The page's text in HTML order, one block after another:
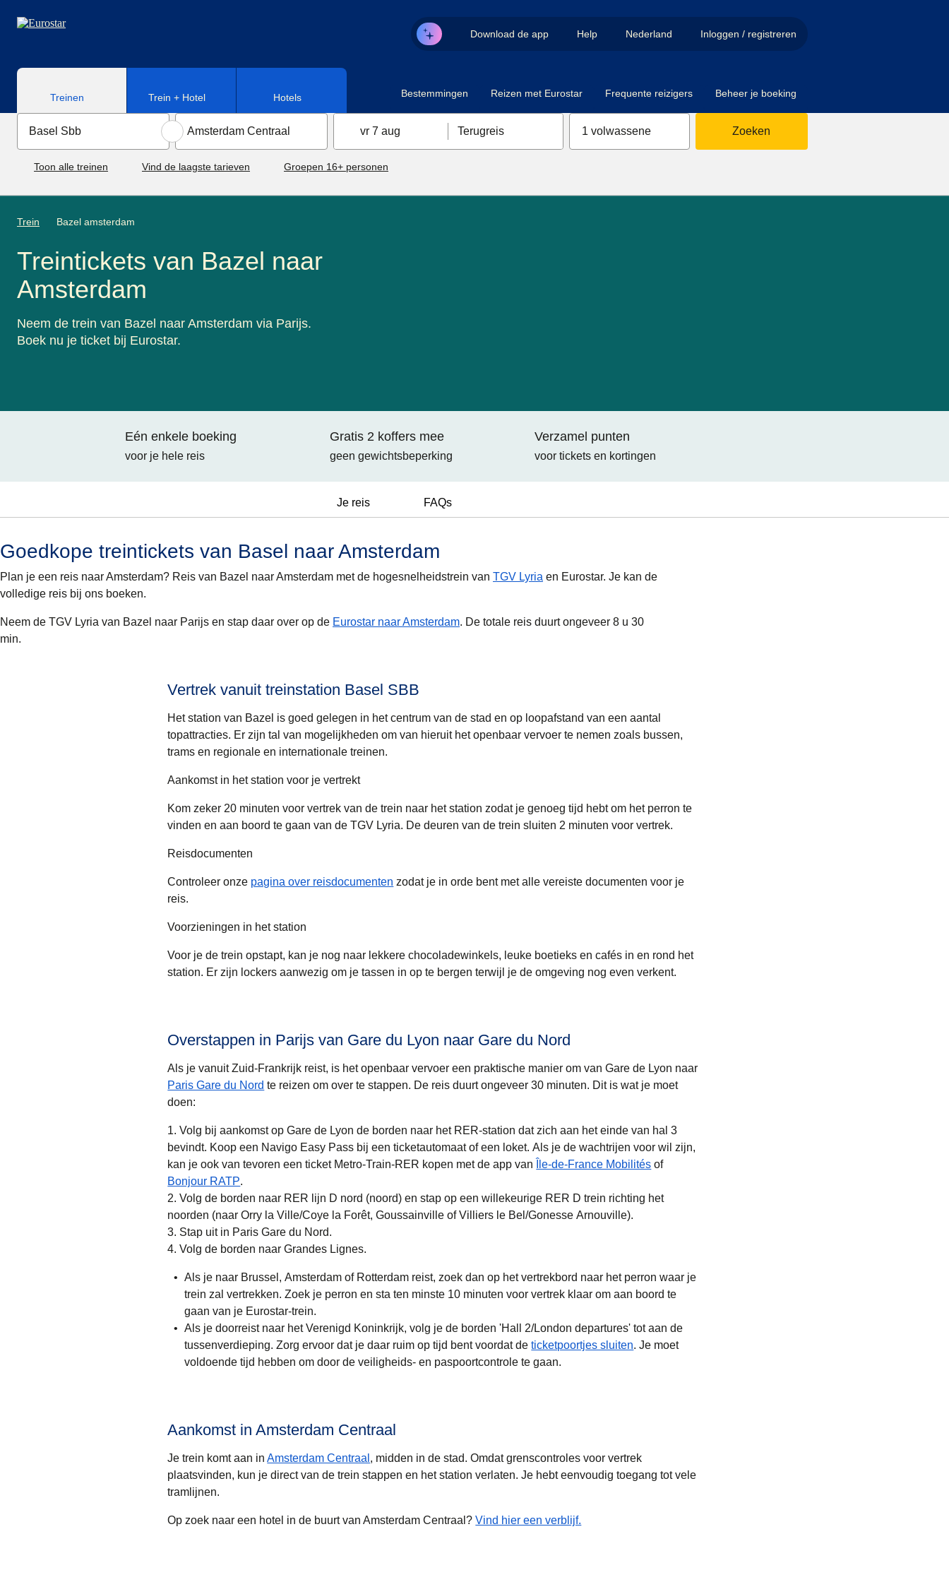
Download de app Help Nederland Inloggen / registreren
Treinen Trein + Hotel Hotels Bestemmingen Reizen met Eurostar Frequente reizigers Beheer je boeking
vr 7 aug Terugreis 1 volwassene Zoeken
Toon alle treinen Vind de laagste tarieven Groepen 16+ personen
Trein Bazel amsterdam
Treintickets van Bazel naar
Amsterdam
Neem de trein van Bazel naar Amsterdam via Parijs.
Boek nu je ticket bij Eurostar.
Eén enkele boeking
voor je hele reis
Gratis 2 koffers mee
geen gewichtsbeperking
Verzamel punten
voor tickets en kortingen
Je reis FAQs
Goedkope treintickets van Basel naar Amsterdam
Plan je een reis naar Amsterdam? Reis van Bazel naar Amsterdam met de hogesnelheidstrein van TGV Lyria en Eurostar. Je kan de
volledige reis bij ons boeken.
Neem de TGV Lyria van Bazel naar Parijs en stap daar over op de Eurostar naar Amsterdam. De totale reis duurt ongeveer 8 u 30
min.
Vertrek vanuit treinstation Basel SBB
Het station van Bazel is goed gelegen in het centrum van de stad en op loopafstand van een aantal
topattracties. Er zijn tal van mogelijkheden om van hieruit het openbaar vervoer te nemen zoals bussen,
trams en regionale en internationale treinen.
Aankomst in het station voor je vertrekt
Kom zeker 20 minuten voor vertrek van de trein naar het station zodat je genoeg tijd hebt om het perron te
vinden en aan boord te gaan van de TGV Lyria. De deuren van de trein sluiten 2 minuten voor vertrek.
Reisdocumenten
Controleer onze pagina over reisdocumenten zodat je in orde bent met alle vereiste documenten voor je
reis.
Voorzieningen in het station
Voor je de trein opstapt, kan je nog naar lekkere chocoladewinkels, leuke boetieks en cafés in en rond het
station. Er zijn lockers aanwezig om je tassen in op te bergen terwijl je de omgeving nog even verkent.
Overstappen in Parijs van Gare du Lyon naar Gare du Nord
Als je vanuit Zuid-Frankrijk reist, is het openbaar vervoer een praktische manier om van Gare de Lyon naar
Paris Gare du Nord te reizen om over te stappen. De reis duurt ongeveer30 minuten. Dit is wat je moet
doen:
Volg bij aankomst op Gare de Lyon de borden naar het RER-station dat zich aan het einde van hal 3
bevindt. Koop een Navigo Easy Pass bij een ticketautomaat of een loket. Als je de wachtrijen voor wil zijn,
kan je ook van tevoren een ticket Metro-Train-RER kopen met de app van
Île-de-France Mobilités(opent in een nieuwe tab
of
Bonjour RATP.
Volg de borden naar RER lijn D nord (noord) en stap op een willekeurige RER D trein richting het
noorden (naar Orry la Ville/Coye la Forêt, Goussainville of Villiers le Bel/Gonesse Arnouville).
Stap uit in Paris Gare du Nord.
Volg de borden naar Grandes Lignes.
Als je naar Brussel, Amsterdam of Rotterdam reist, zoek dan op het vertrekbord naar het perron waar je
trein zal vertrekken. Zoek je perron en sta ten minste 10 minuten voor vertrek klaar om aan boord te
gaan van je Eurostar-trein.
Als je doorreist naar het Verenigd Koninkrijk, volg je de borden 'Hall 2/London departures' tot aan de
tussenverdieping. Zorg ervoor dat je daar ruim op tijd bent voordat deticketpoortjes sluiten. Je moet
voldoende tijd hebben om door de veiligheids- en paspoortcontrole te gaan.
Aankomst in Amsterdam Centraal
Je trein komt aan inAmsterdam Centraal , midden in de stad. Omdat grenscontroles voor vertrek
plaatsvinden, kun je direct van de trein stappen en het station verlaten. Je hebt eenvoudig toegang tot vele
tramlijnen.
Op zoek naar een hotel in de buurt van Amsterdam Centraal?Vind hier een verblijf.